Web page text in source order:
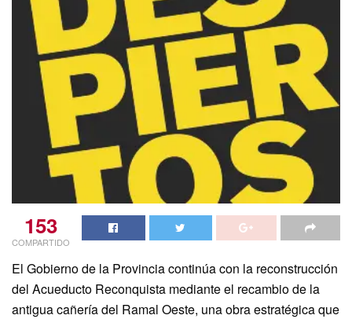
153
COMPARTIDO
El Gobierno de la Provincia continúa con la reconstrucción
del Acueducto Reconquista mediante el recambio de la
antigua cañería del Ramal Oeste, una obra estratégica que